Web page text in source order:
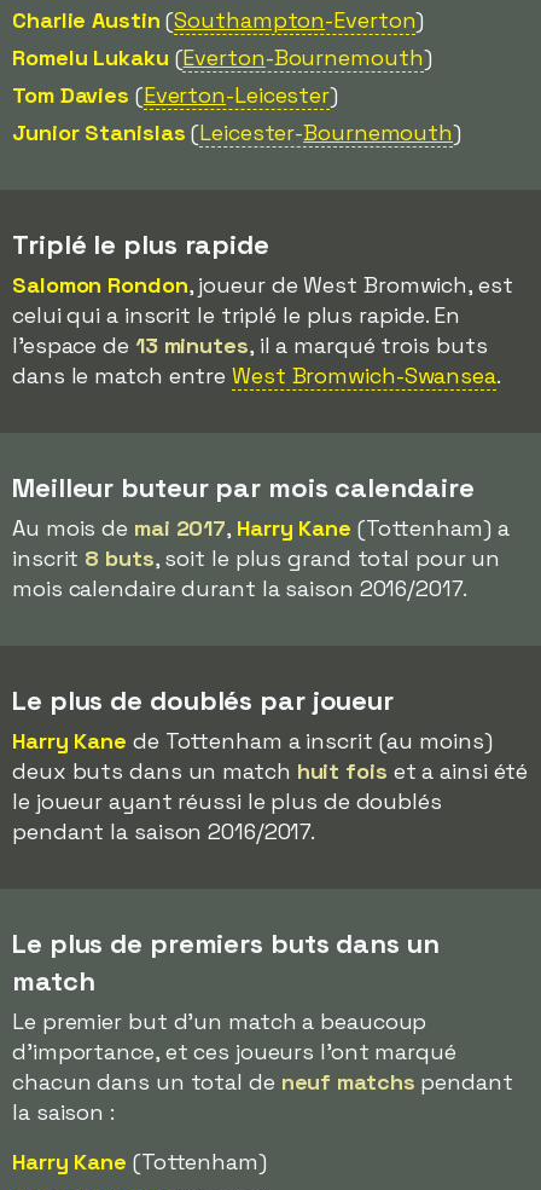
Charlie Austin (Southampton-Everton)
Romelu Lukaku (Everton-Bournemouth)
Tom Davies (Everton-Leicester)
Junior Stanislas (Leicester-Bournemouth)
Triplé le plus rapide
Salomon Rondon, joueur de West Bromwich, est
celui qui a inscrit le triplé le plus rapide. En
l'espace de 13 minutes, il a marqué trois buts
dans le match entre West Bromwich-Swansea.
Meilleur buteur par mois calendaire
Au mois de mai 2017, Harry Kane (Tottenham) a
inscrit 8 buts, soit le plus grand total pour un
mois calendaire durant la saison 2016/2017.
Le plus de doublés par joueur
Harry Kane de Tottenham a inscrit (au moins)
deux buts dans un match huit fois et a ainsi été
le joueur ayant réussi le plus de doublés
pendant la saison 2016/2017.
Le plus de premiers buts dans un
match
Le premier but d'un match a beaucoup
d'importance, et ces joueurs l'ont marqué
chacun dans un total de neuf matchs pendant
la saison :
Harry Kane (Tottenham)